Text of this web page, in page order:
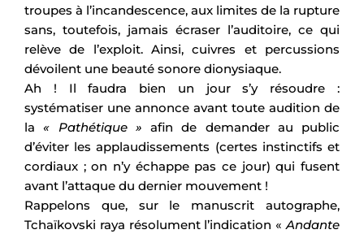
troupes à l’incandescence, aux limites de la rupture
sans, toutefois, jamais écraser l’auditoire, ce qui
relève de l’exploit. Ainsi, cuivres et percussions
dévoilent une beauté sonore dionysiaque.
Ah ! Il faudra bien un jour s’y résoudre :
systématiser une annonce avant toute audition de
la« Pathétique » afin de demander au public
d’éviter les applaudissements (certes instinctifs et
cordiaux ; on n’y échappe pas ce jour) qui fusent
avant l’attaque du dernier mouvement !
Rappelons que, sur le manuscrit autographe,
Tchaïkovski raya résolument l’indication «Andante